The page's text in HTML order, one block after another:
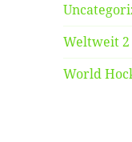
Weltweit
World